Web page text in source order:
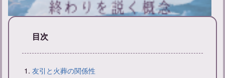
目次
友引と火葬の関係性